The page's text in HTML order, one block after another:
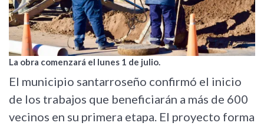
La obra comenzará el lunes 1 de julio.
El municipio santarroseño confirmó el inicio
de los trabajos que beneficiarán a más de 600
vecinos en su primera etapa. El proyecto forma